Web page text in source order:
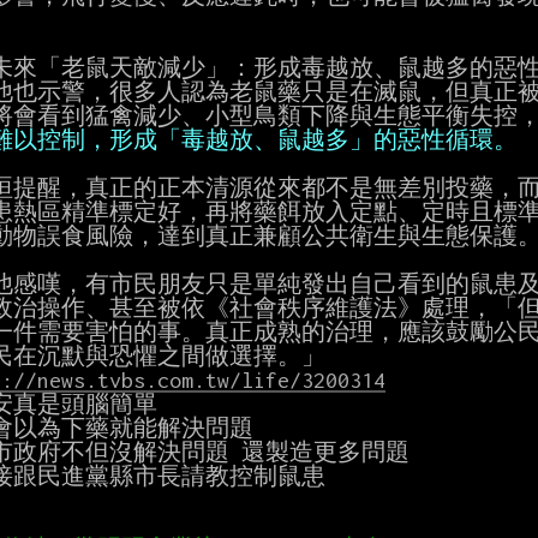
來「老鼠天敵減少」：形成毒越放、鼠越多的惡
也示警，很多人認為老鼠藥只是在滅鼠，但真正
會看到猛禽減少、小型鳥類下降與生態平衡失控
以控制，形成「毒越放、鼠越多」的惡性循環。
提醒，真正的正本清源從來都不是無差別投藥，
熱區精準標定好，再將藥餌放入定點、定時且標
物誤食風險，達到真正兼顧公共衛生與生態保護
感嘆，有市民朋友只是單純發出自己看到的鼠患
治操作、甚至被依《社會秩序維護法》處理，「
件需要害怕的事。真正成熟的治理，應該鼓勵公
news.tvbs.com.tw/life/3200314
真是頭腦簡單
以為下藥就能解決問題
政府不但沒解決問題 還製造更多問題
跟民進黨縣市長請教控制鼠患